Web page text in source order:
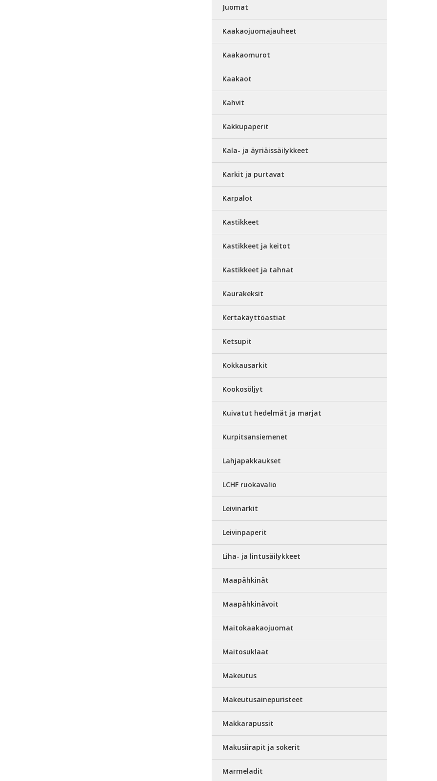
Juomat
Kaakaojuomajauheet
Kaakaomurot
Kaakaot
Kahvit
Kakkupaperit
Kala- ja äyriäissäilykkeet
Karkit ja purtavat
Karpalot
Kastikkeet
Kastikkeet ja keitot
Kastikkeet ja tahnat
Kaurakeksit
Kertakäyttöastiat
Ketsupit
Kokkausarkit
Kookosöljyt
Kuivatut hedelmät ja marjat
Kurpitsansiemenet
Lahjapakkaukset
LCHF ruokavalio
Leivinarkit
Leivinpaperit
Liha- ja lintusäilykkeet
Maapähkinät
Maapähkinävoit
Maitokaakaojuomat
Maitosuklaat
Makeutus
Makeutusainepuristeet
Makkarapussit
Makusiirapit ja sokerit
Marmeladit